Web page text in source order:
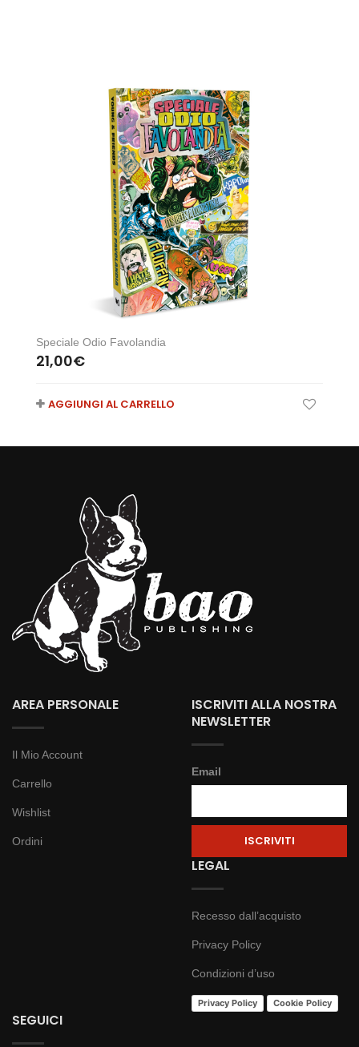
Speciale Odio Favolandia
21,00€
AGGIUNGI AL CARRELLO
AREA PERSONALE
Il Mio Account
Carrello
Wishlist
Ordini
ISCRIVITI ALLA NOSTRA
NEWSLETTER
Email
LEGAL
Recesso dall’acquisto
Privacy Policy
Condizioni d’uso
Privacy Policy Cookie Policy
SEGUICI